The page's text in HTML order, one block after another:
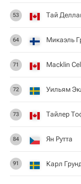
53 Тай
64 Микаэль
71 Macklin
72 Уильям
73 Тайлер
84 Ян Рутта
91 Карл